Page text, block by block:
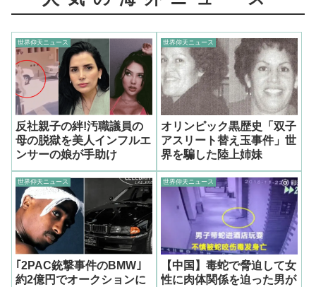
世界仰天ニュース
反社親子の絆!汚職議員の
母の脱獄を美人インフルエ
ンサーの娘が手助け
世界仰天ニュース
オリンピック黒歴史「双子
アスリート替え玉事件」世
界を騙した陸上姉妹
世界仰天ニュース
｢2PAC銃撃事件のBMW｣
約2億円でオークションに
世界仰天ニュース
【中国】毒蛇で脅迫して女
性に肉体関係を迫った男が